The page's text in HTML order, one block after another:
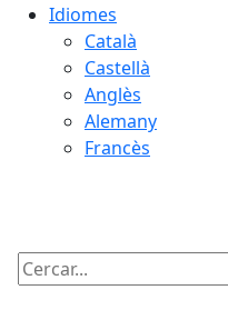
Idiomes
Català
Castellà
Anglès
Alemany
Francès
Cercar: